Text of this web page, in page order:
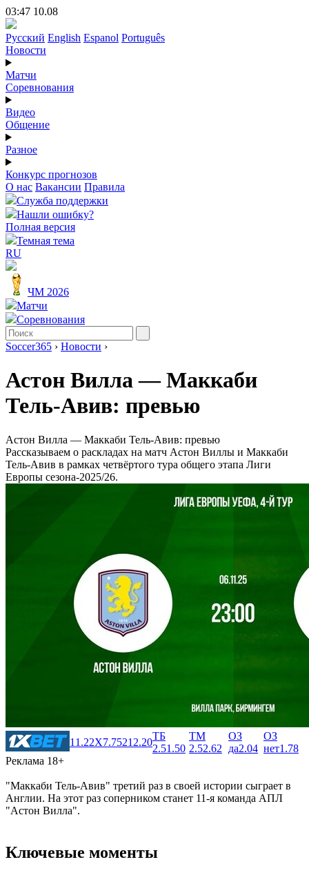
03:47 10.08
Русский English Espanol Português
Новости
Матчи
Соревнования
Видео
Общение
Разное
Конкурс прогнозов
О нас Вакансии Правила
Служба поддержки
Нашли ошибку?
Полная версия
Темная тема
RU
ЧМ 2026
Матчи
Соревнования
Soccer365 › Новости ›
Астон Вилла — Маккаби
Тель-Авив: превью
Астон Вилла — Маккаби Тель-Авив: превью
Рассказываем о раскладах на матч Астон Виллы и Маккаби
Тель-Авив в рамках четвёртого тура общего этапа Лиги
Европы сезона-2025/26.
1 1.22X7.75212.20
ТБ
2.51.50
ТМ
2.52.62
ОЗ
да2.04
ОЗ
нет1.78
Реклама 18+
"Маккаби Тель-Авив" третий раз в своей истории сыграет в
Англии. На этот раз соперником станет 11-я команда АПЛ
"Астон Вилла".
Ключевые моменты